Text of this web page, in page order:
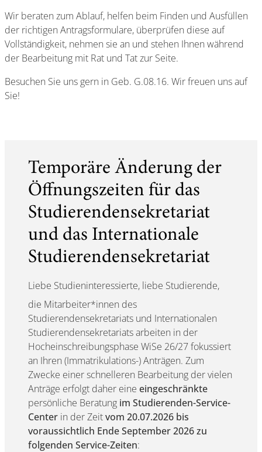
Wir beraten zum Ablauf, helfen beim Finden und Ausfüllen
der richtigen Antragsformulare, überprüfen diese auf
Vollständigkeit, nehmen sie an und stehen Ihnen während
der Bearbeitung mit Rat und Tat zur Seite.
Besuchen Sie uns gern in Geb. G.08.16. Wir freuen uns auf
Sie!
Temporäre Änderung der
Öffnungszeiten für das
Studierendensekretariat
und das Internationale
Studierendensekretariat
Liebe Studieninteressierte, liebe Studierende,
die Mitarbeiter*innen des
Studierendensekretariats und Internationalen
Studierendensekretariats arbeiten in der
Hocheinschreibungsphase WiSe 26/27 fokussiert
an Ihren (Immatrikulations-) Anträgen. Zum
Zwecke einer schnelleren Bearbeitung der vielen
Anträge erfolgt daher eine eingeschränkte
persönliche Beratung im Studierenden-Service-
Center in der Zeitvom 20.07.2026 bis
voraussichtlich Ende September 2026 zu
folgenden Service-Zeiten: